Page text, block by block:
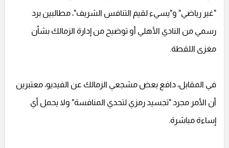
"غير رياضي" و"يسيء لقيم التنافس الشريف"، مطالبين برد
رسمي من النادي الأهلي أو توضيح من إدارة الزمالك بشأن
مغزى اللقطة.
في المقابل، دافع بعض مشجعي الزمالك عن الفيديو، معتبرين
أن الأمر مجرد "تجسيد رمزي لتحدي المنافسة" ولا يحمل أي
إساءة مباشرة.